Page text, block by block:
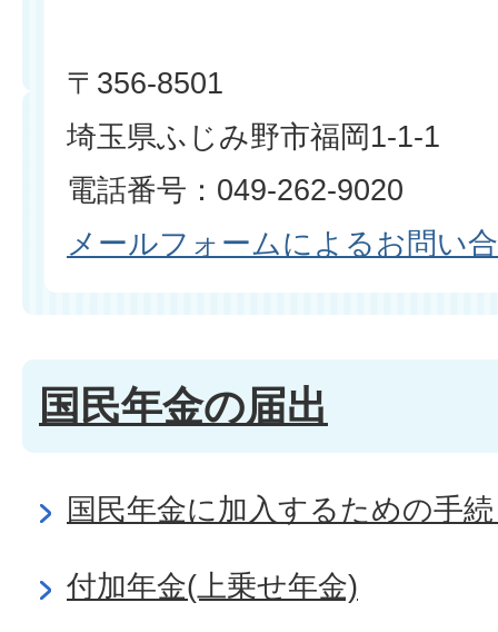
〒356-8501
埼玉県ふじみ野市福岡1-1-1
電話番号：049-262-9020
メールフォームによるお問い
国民年金の届出
国民年金に加入するための手
付加年金(上乗せ年金)